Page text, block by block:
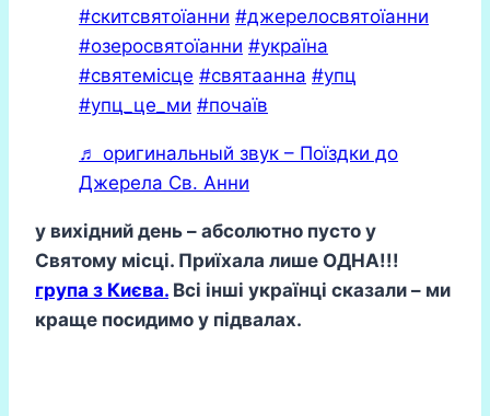
#скитсвятоїанни #джерелосвятоїанни
#озеросвятоїанни #україна
#святемісце #святаанна #упц
#упц_це_ми #почаїв
♬ оригинальный звук – Поїздки до
Джерела Св. Анни
у вихідний день – абсолютно пусто у
Святому місці. Приїхала лише ОДНА!!!
група з Києва. Всі інші українці сказали – ми
краще посидимо у підвалах.